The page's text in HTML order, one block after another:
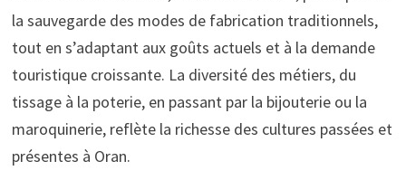
la sauvegarde des modes de fabrication traditionnels,
tout en s’adaptant aux goûts actuels et à la demande
touristique croissante. La diversité des métiers, du
tissage à la poterie, en passant par la bijouterie ou la
maroquinerie, reflète la richesse des cultures passées et
présentes à Oran.